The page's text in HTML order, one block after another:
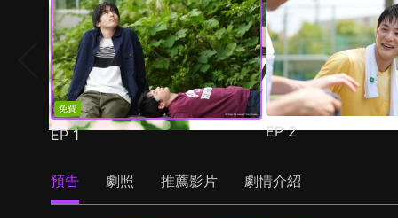
免費
EP1 EP2
預告 劇照 推薦影片 劇情介紹